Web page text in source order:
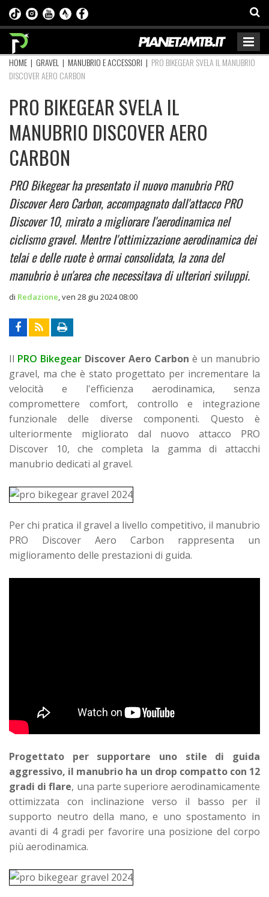
HOME | GRAVEL | MANUBRIO E ACCESSORI | PRO BIKEGEAR SVELA IL MANUBRIO
DISCOVER AERO CARBON
PRO BIKEGEAR SVELA IL
MANUBRIO DISCOVER AERO
CARBON
PRO Bikegear ha presentato il nuovo manubrio PRO
Discover Aero Carbon, accompagnato dall'attacco PRO
Discover 10, mirato a migliorare l'aerodinamica nel
ciclismo gravel. Mentre l'ottimizzazione aerodinamica dei
telai e delle ruote è ormai consolidata, la zona del
manubrio è un'area che necessitava di ulteriori sviluppi.
di Redazione ven 28 giu 2024 08:00
Il PRO Bikegear Discover Aero Carbon è un manubrio
gravel, ma che è stato progettato per incrementare la
velocità e l'efficienza aerodinamica, senza
compromettere comfort, controllo e integrazione
funzionale delle diverse componenti. Questo è
ulteriormente migliorato dal nuovo attacco PRO
Discover 10, che completa la gamma di attacchi
manubrio dedicati al gravel.
Per chi pratica il gravel a livello competitivo, il manubrio
PRO Discover Aero Carbon rappresenta un
miglioramento delle prestazioni di guida.
Progettato per supportare uno stile di guida
aggressivo, il manubrio ha un drop compatto con 12
gradi di flare, una parte superiore aerodinamicamente
ottimizzata con inclinazione verso il basso per il
supporto neutro della mano, e uno spostamento in
avanti di 4 gradi per favorire una posizione del corpo
più aerodinamica.